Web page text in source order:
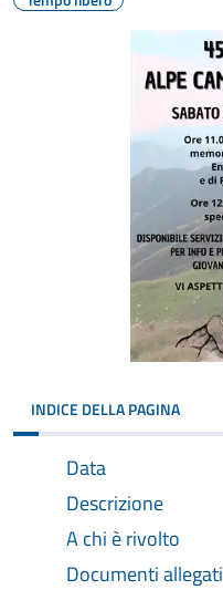
INDICE DELLA PAGINA
Data
Descrizione
A chi è rivolto
Documenti allegati